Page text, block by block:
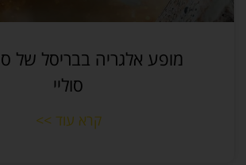
מופע אלגריה בבריסל של
סוליי
קרא עוד >>